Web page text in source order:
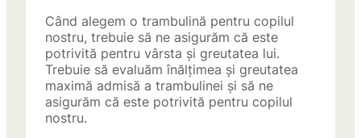
Când alegem o trambulină pentru copilul
nostru, trebuie să ne asigurăm că este
potrivită pentru vârsta și greutatea lui.
Trebuie să evaluăm înălțimea și greutatea
maximă admisă a trambulinei și să ne
asigurăm că este potrivită pentru copilul
nostru.